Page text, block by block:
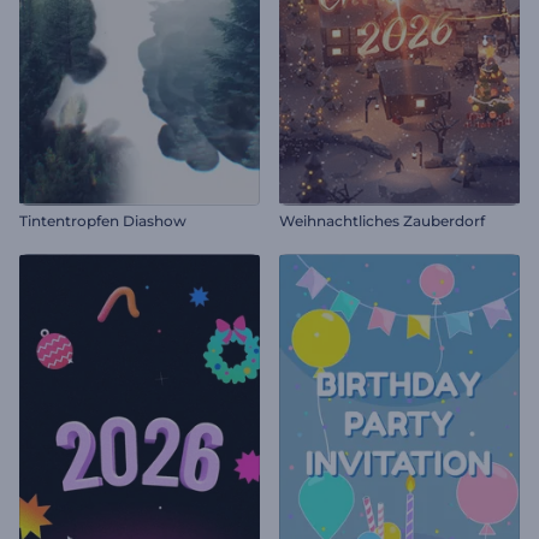
Tintentropfen Diashow Weihnachtliches Zauberdorf